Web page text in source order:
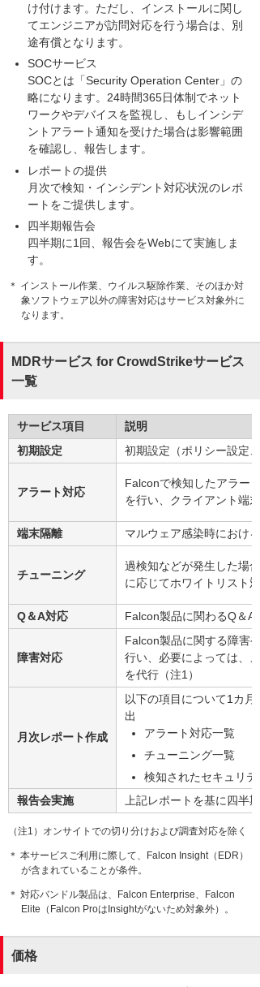
け付けます。ただし、インストールに関し
てエンジニアが訪問対応を行う場合は、別
途有償となります。
SOCサービス
SOCとは「Security Operation Center」の
略になります。24時間365日体制でネット
ワークやデバイスを監視し、もしインシデ
ントアラート通知を受けた場合は影響範囲
を確認し、報告します。
レポートの提供
月次で検知・インシデント対応状況のレポ
ートをご提供します。
四半期報告会
四半期に1回、報告会をWebにて実施しま
す。
＊ インストール作業、ウイルス駆除作業、そのほか対
象ソフトウェア以外の障害対応はサービス対象外に
なります。
MDRサービス for CrowdStrikeサービス
一覧
サービス項目
説明
初期設定
初期設定（ポリシー設定
アラート対応
Falconで検知したアラー
を行い、クライアント端
端末隔離 マルウェア感染時におけ
チューニング
過検知などが発生した場
に応じてホワイトリスト
Q＆A対応 Falcon製品に関わるQ＆A
障害対応
Falcon製品に関する障害
行い、必要によっては、
を代行（注1）
月次レポート作成
以下の項目について1カ
出
アラート対応一覧
チューニング一覧
検知されたセキュリテ
報告会実施
上記レポートを基に四半
（注1）オンサイトでの切り分けおよび調査対応を除く
＊ 本サービスご利用に際して、Falcon Insight（EDR）
が含まれていることが条件。
＊ 対応バンドル製品は、Falcon Enterprise、Falcon
Elite（Falcon ProはInsightがないため対象外）。
価格